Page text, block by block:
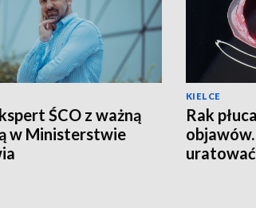
ŚCO z ważną
w Ministerstwie
KIELCE
Rak